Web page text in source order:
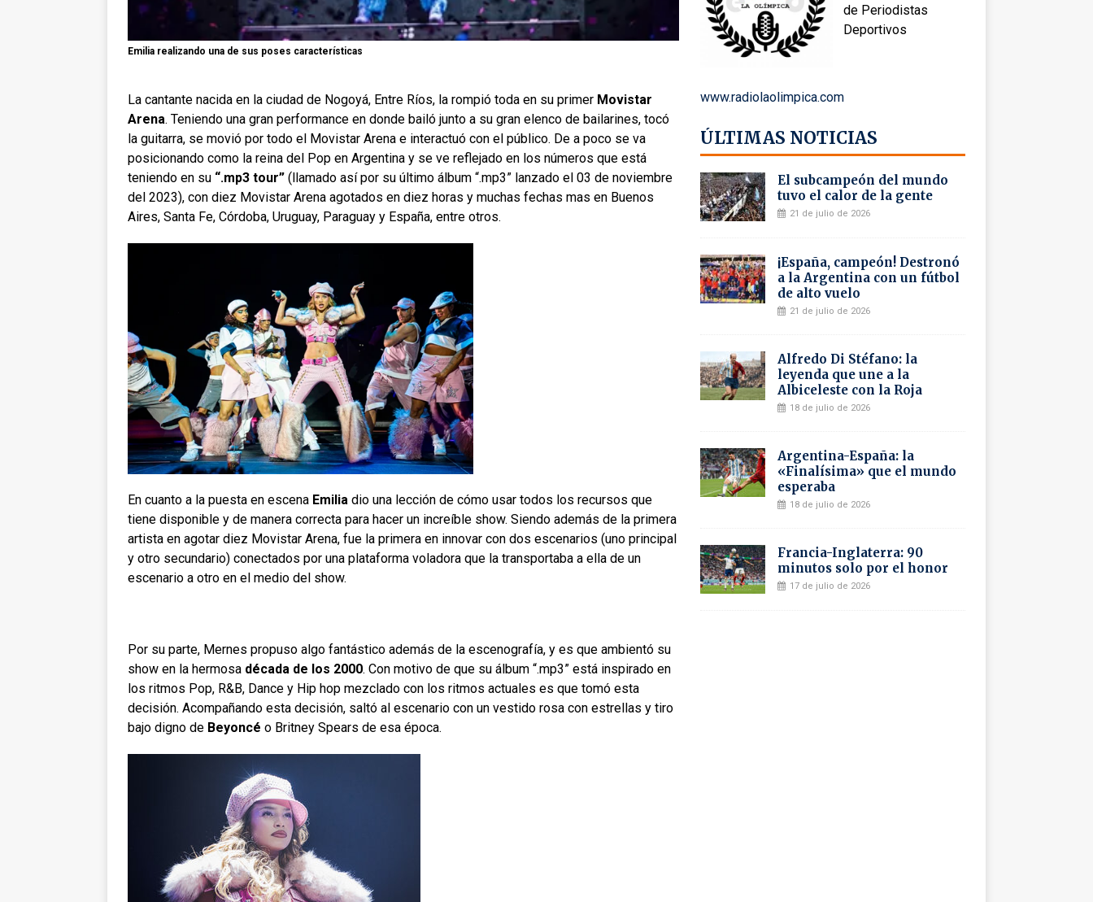
Emilia realizando una de sus poses características
La cantante nacida en la ciudad de Nogoyá, Entre Ríos, la rompió toda en su primer Movistar
Arena. Teniendo una gran performance en donde bailó junto a su gran elenco de bailarines, tocó
la guitarra, se movió por todo el Movistar Arena e interactuó con el público. De a poco se va
posicionando como la reina del Pop en Argentina y se ve reflejado en los números que está
teniendo en su “.mp3 tour” (llamado así por su último álbum “.mp3” lanzado el 03 de noviembre
del 2023), con diez Movistar Arena agotados en diez horas y muchas fechas mas en Buenos
Aires, Santa Fe, Córdoba, Uruguay, Paraguay y España, entre otros.
En cuanto a la puesta en escena Emilia dio una lección de cómo usar todos los recursos que
tiene disponible y de manera correcta para hacer un increíble show. Siendo además de la primera
artista en agotar diez Movistar Arena, fue la primera en innovar con dos escenarios (uno principal
y otro secundario) conectados por una plataforma voladora que la transportaba a ella de un
escenario a otro en el medio del show.
Por su parte, Mernes propuso algo fantástico además de la escenografía, y es que ambientó su
show en la hermosa década de los 2000. Con motivo de que su álbum “.mp3” está inspirado en
los ritmos Pop, R&B, Dance y Hip hop mezclado con los ritmos actuales es que tomó esta
decisión. Acompañando esta decisión, saltó al escenario con un vestido rosa con estrellas y tiro
bajo digno de Beyoncé o Britney Spears de esa época.
de Periodistas
Deportivos
www.radiolaolimpica.com
ÚLTIMAS NOTICIAS
El subcampeón del mundo
tuvo el calor de la gente
21 de julio de 2026
¡España, campeón! Destronó
a la Argentina con un fútbol
de alto vuelo
21 de julio de 2026
Alfredo Di Stéfano: la
leyenda que une a la
Albiceleste con la Roja
18 de julio de 2026
Argentina-España: la
«Finalísima» que el mundo
esperaba
18 de julio de 2026
Francia-Inglaterra: 90
minutos solo por el honor
17 de julio de 2026